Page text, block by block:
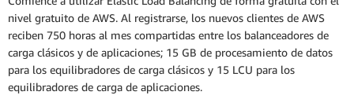
nivel gratuito de AWS. Al registrarse, los nuevos clientes de AWS
reciben 750 horas al mes compartidas entre los balanceadores de
carga clásicos y de aplicaciones; 15 GB de procesamiento de datos
para los equilibradores de carga clásicos y 15 LCU para los
equilibradores de carga de aplicaciones.